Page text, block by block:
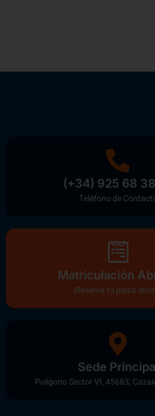
(+34) 925 68
Teléfono de
Matriculación
¡Reserva tu plaza
Sede Principal
Polígono Sector VI, 45683,